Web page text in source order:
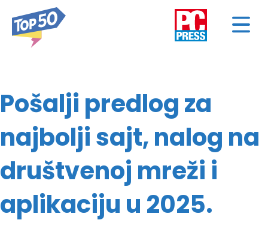
Pošalji predlog za
najbolji sajt, nalog na
društvenoj mreži i
aplikaciju u 2025.